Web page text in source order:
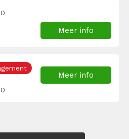
Meer info
Meer info